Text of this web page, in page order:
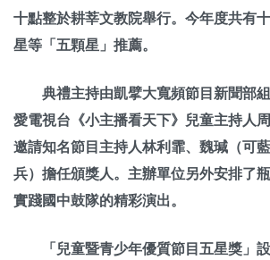
十點整於耕莘文教院舉行。今年度共有
星等「五顆星」推薦。
典禮主持由凱擘大寬頻節目新聞部組
愛電視台《小主播看天下》兒童主持人
邀請知名節目主持人林利霏、魏瑊（可
兵）擔任頒獎人。主辦單位另外安排了
實踐國中鼓隊的精彩演出。
「兒童暨青少年優質節目五星獎」設